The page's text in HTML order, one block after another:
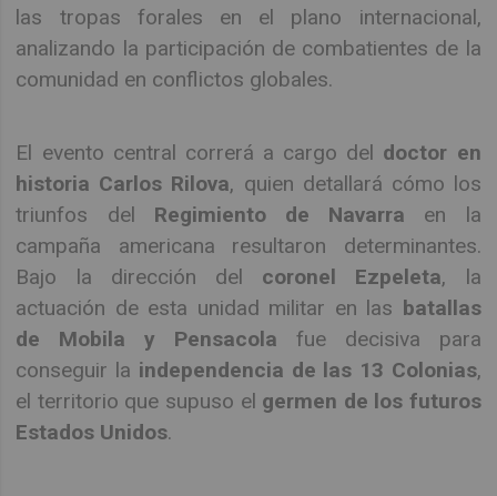
las tropas forales en el plano internacional,
analizando la participación de combatientes de la
comunidad en conflictos globales.
El evento central correrá a cargo del doctor en
historia Carlos Rilova, quien detallará cómo los
triunfos del Regimiento de Navarra en la
campaña americana resultaron determinantes.
Bajo la dirección del coronel Ezpeleta, la
actuación de esta unidad militar en las batallas
de Mobila y Pensacola fue decisiva para
conseguir la independencia de las 13 Colonias,
el territorio que supuso el germen de los futuros
Estados Unidos.